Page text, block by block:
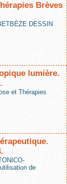
Brèves
DESSIN
lumière.
et Thérapies
de